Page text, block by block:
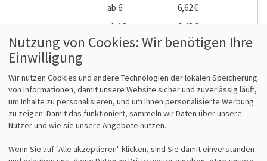
ab 6
6,62 €
ab 12
6,48 €
Leitz WOW Notizbuch, A5,
Nutzung von Cookies: Wir benötigen Ihre
Einwilligung
Wir nutzen Cookies und andere Technologien der lokalen Speicherung
von Informationen, damit unsere Website sicher und zuverlässig läuft,
um Inhalte zu personalisieren, und um Ihnen personalisierte Werbung
zu zeigen. Damit das funktioniert, sammeln wir Daten über unsere
Nutzer und wie sie unsere Angebote nutzen.
Wenn Sie auf "Alle akzeptieren" klicken, sind Sie damit einverstanden